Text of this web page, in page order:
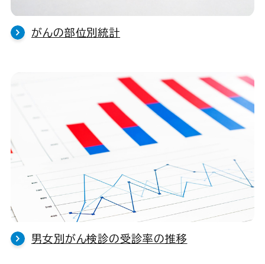
がんの部位別統計
男女別がん検診の受診率の推移